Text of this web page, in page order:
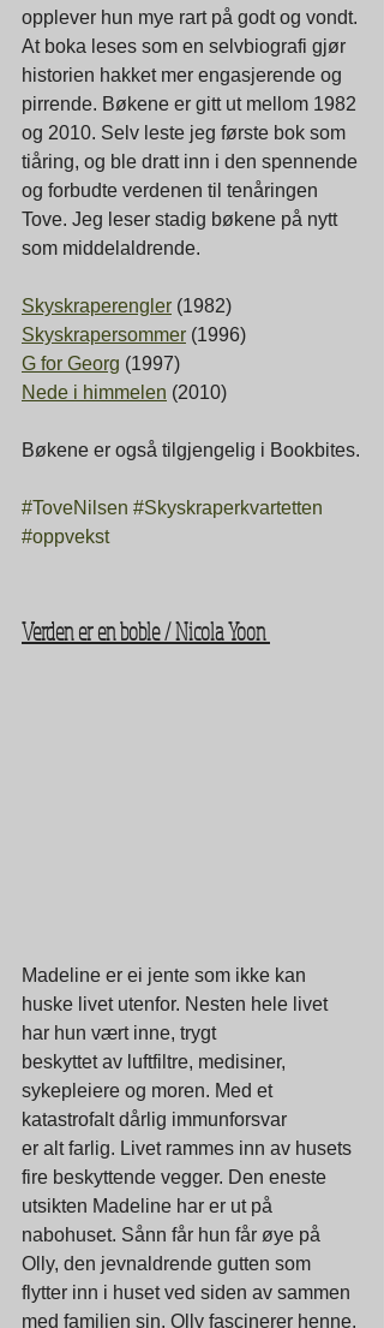
opplever hun mye rart på godt og vondt.
At boka leses som en selvbiografi gjør
historien hakket mer engasjerende og
pirrende. Bøkene er gitt ut mellom 1982
og 2010. Selv leste jeg første bok som
tiåring, og ble dratt inn i den spennende
og forbudte verdenen til tenåringen
Tove. Jeg leser stadig bøkene på nytt
som middelaldrende.
Skyskraperengler (1982)
Skyskrapersommer (1996)
G for Georg (1997)
Nede i himmelen (2010)
Bøkene er også tilgjengelig i Bookbites.
#ToveNilsen #Skyskraperkvartetten
#oppvekst
Verden er en boble / Nicola Yoon
Madeline er ei jente som ikke kan
huske livet utenfor. Nesten hele livet
har hun vært inne, trygt
beskyttet av luftfiltre, medisiner,
sykepleiere og moren. Med et
katastrofalt dårlig immunforsvar
er alt farlig. Livet rammes inn av husets
fire beskyttende vegger. Den eneste
utsikten Madeline har er ut på
nabohuset. Sånn får hun får øye på
Olly, den jevnaldrende gutten som
flytter inn i huset ved siden av sammen
med familien sin. Olly fascinerer henne.